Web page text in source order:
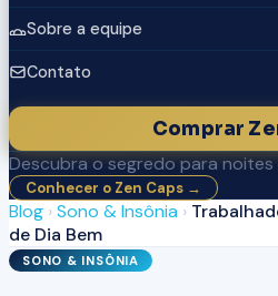
Sobre a equipe
Contato
Comprar
Descubra o segredo para
Conhecer o Zen Caps →
Blog ›Sono & Insônia ›
de Dia Bem
SONO & INSÔNIA